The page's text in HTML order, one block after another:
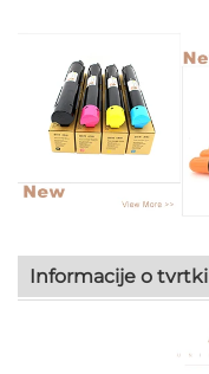
Informacije o tvrtki